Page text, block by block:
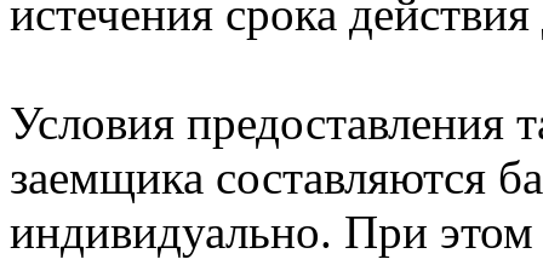
истечения срока
Условия предоставления
заемщика составляются
индивидуально. При